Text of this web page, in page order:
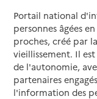
Portail national
personnes âgées
proches, créé par
vieillissement. Il
de l'autonomie,
partenaires
l'information des